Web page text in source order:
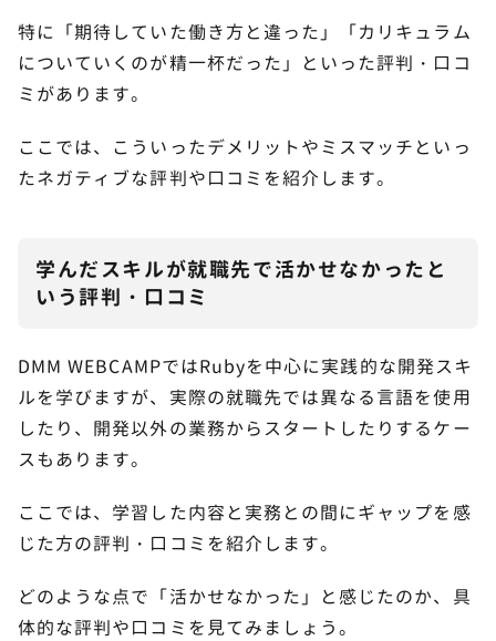
8 DMM WEBCAMPと他のスクールを比較
DMM WEBCAMPとTECH CAMPを比較
DMM WEBCAMPとRUNTEQを比較
すか？
DMM WEBCAMPの料金はいくらくらいですか？
か？
DMM WEBCAMPでは補助金や給付金は使えますか？
10
未経験からエンジニア転職を成功させるには
特に「期待していた働き方と違った」「カリキュラム
についていくのが精一杯だった」といった評判・口コ
ミがあります。
ここでは、こういったデメリットやミスマッチといっ
たネガティブな評判や口コミを紹介します。
学んだスキルが就職先で活かせなかったと
いう評判・口コミ
DMM WEBCAMPではRubyを中心に実践的な開発スキ
ルを学びますが、実際の就職先では異なる言語を使用
したり、開発以外の業務からスタートしたりするケー
スもあります。
ここでは、学習した内容と実務との間にギャップを感
じた方の評判・口コミを紹介します。
どのような点で「活かせなかった」と感じたのか、具
体的な評判や口コミを見てみましょう。